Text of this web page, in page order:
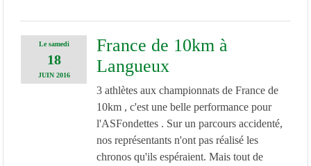
Lesamedi
18
JUIN 2016
France de 10km à
Langueux
3 athlètes aux championnats de France de
10km , c'est une belle performance pour
l'ASFondettes . Sur un parcours accidenté,
nos représentants n'ont pas réalisé les
chronos qu'ils espéraient. Mais tout de